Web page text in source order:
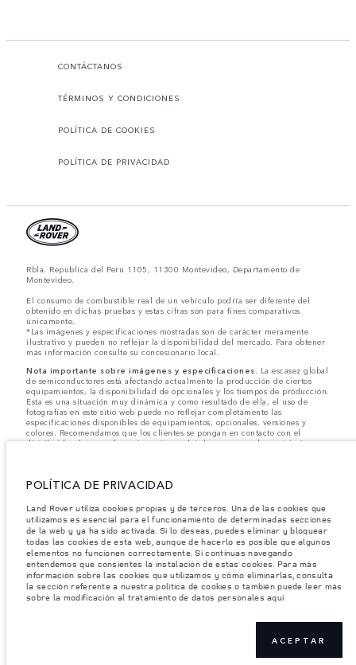
CONTÁCTANOS
TÉRMINOS Y CONDICIONES
POLÍTICA DE COOKIES
POLÍTICA DE PRIVACIDAD
Rbla. República del Perú 1105, 11300 Montevideo, Departamento de
Montevideo.
El consumo de combustible real de un vehículo podría ser diferente del
obtenido en dichas pruebas y estas cifras son para fines comparativos
únicamente.
*Las imágenes y especificaciones mostradas son de carácter meramente
ilustrativo y pueden no reflejar la disponibilidad del mercado. Para obtener
más información consulte su concesionario local.
Nota importante sobre imágenes y especificaciones.
La escasez global
de semiconductores está afectando actualmente la producción de ciertos
equipamientos, la disponibilidad de opcionales y los tiempos de producción.
Esta es una situación muy dinámica y como resultado de ella, el uso de
fotografías en este sitio web puede no reflejar completamente las
especificaciones disponibles de equipamientos, opcionales, versiones y
colores. Recomendamos que los clientes se pongan en contacto con el
distribuidor de su preferencia, quien podrá dar a conocer las restricciones
Jaguar Land Rover Limited busca constantemente nuevas formas de mejorar
accesorios, por lo que se producen modificaciones de forma continua y sin
previo aviso. Según el modelo, algunas funciones serán opcionales o
vendrán incluidas de serie. La información, las especificaciones, los motores
y los colores que aparecen en esta página web se basan en las
especificaciones europeas. Estos pueden variar en función del mercado y
pueden ser modificados sin previo aviso. Algunos vehículos se muestran con
equipamiento opcional y accesorios originales que pueden no estar
disponibles en todos los mercados. Ponte en contacto con tu concesionario
local para consultar disponibilidad y precios.
Asegúrese de que el Peso Bruto del Vehículo y las Cargas Máximas por Eje no se
excedan al cargar el vehículo con accesorios, ocupantes, fluidos y combustibles, y
POLÍTICA DE PRIVACIDAD
Land Rover utiliza cookies propias y de terceros. Una de las cookies que
utilizamos es esencial para el funcionamiento de determinadas secciones
de la web y ya ha sido activada. Si lo deseas, puedes eliminar y bloquear
todas las cookies de esta web, aunque de hacerlo es posible que algunos
elementos no funcionen correctamente. Si continuas navegando
entendemos que consientes la instalación de estas cookies. Para más
información sobre las cookies que utilizamos y cómo eliminarlas, consulta
la sección referente a nuestra política de cookies o también puede leer más
sobre la modificación al tratamiento de datos personales aquí
ACEPTAR